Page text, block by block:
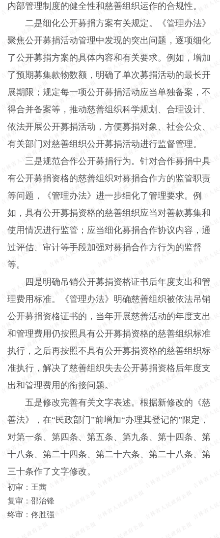
内部管理制度的健全性和慈善组织运作的合规性。
二是细化公开募捐方案有关规定。《管理办法》
聚焦公开募捐活动管理中发现的突出问题，逐项细化
了公开募捐方案的具体内容和有关要求。例如，增加
了预期募集款物数额，明确了单次募捐活动的最长开
展期限；规定每一项公开募捐活动应当单独备案，不
得合并备案等，推动慈善组织科学规划、合理设计、
依法开展公开募捐活动，方便募捐对象、社会公众、
有关部门对慈善组织公开募捐活动进行监督管理。
三是规范合作公开募捐行为。针对合作募捐中具
有公开募捐资格的慈善组织对募捐合作方的监管职责
等问题，《管理办法》进一步细化了管理要求。例
如，具有公开募捐资格的慈善组织应当对善款募集和
使用情况进行监管；应当细化募捐合作协议内容，通
过评估、审计等手段加强对募捐合作方行为的监督
等。
四是明确吊销公开募捐资格证书后年度支出和管
理费用标准。《管理办法》明确慈善组织被依法吊销
公开募捐资格证书的，当年开展慈善活动的年度支出
和管理费用仍按照具有公开募捐资格的慈善组织标准
执行，之后再按照不具有公开募捐资格的慈善组织标
准执行，解决了慈善组织失去公开募捐资格后年度支
出和管理费用的衔接问题。
五是修改完善有关文字表述。根据新修改的《慈
善法》，在“民政部门”前增加“办理其登记的”限定，
对第一条、第四条、第五条、第九条、第十四条、第
十八条、第二十四条、第二十六条、第二十八条、第
三十条作了文字修改。
初审：王茜
复审：邵治锋
终审：佟胜强